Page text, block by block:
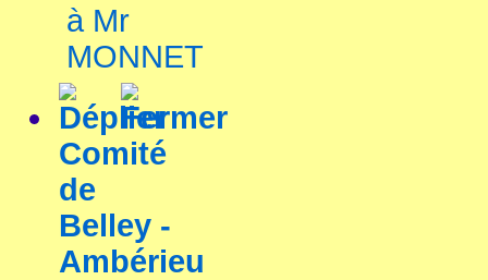
à Mr
MONNET
Comité
de
Belley -
Ambérieu